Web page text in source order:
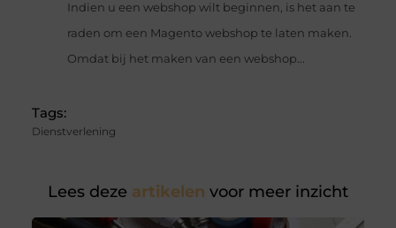
Indien u een webshop wilt beginnen, is het aan te
raden om een Magento webshop te laten maken.
Omdat bij het maken van een webshop...
Tags:
Dienstverlening
Lees deze artikelen voor meer inzicht